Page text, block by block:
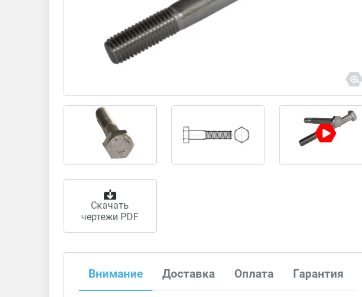
Скачать
чертежи PDF
Внимание Доставка Оплата Гарантия